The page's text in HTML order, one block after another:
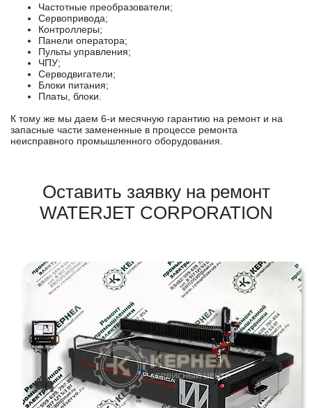
Частотные преобразователи;
Сервопривода;
Контроллеры;
Панели оператора;
Пульты управления;
ЧПУ;
Серводвигатели;
Блоки питания;
Платы, блоки.
К тому же мы даем 6-и месячную гарантию на ремонт и на
запасные части замененные в процессе ремонта
неисправного промышленного оборудования.
Оставить заявку на ремонт
WATERJET CORPORATION